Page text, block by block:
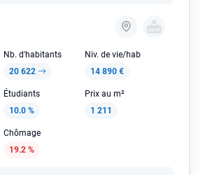
Nb. d'habitants
20 622
Niv. de vie/hab
14 890 €
Étudiants
10.0 %
Prix au m²
1 211
Chômage
19.2 %